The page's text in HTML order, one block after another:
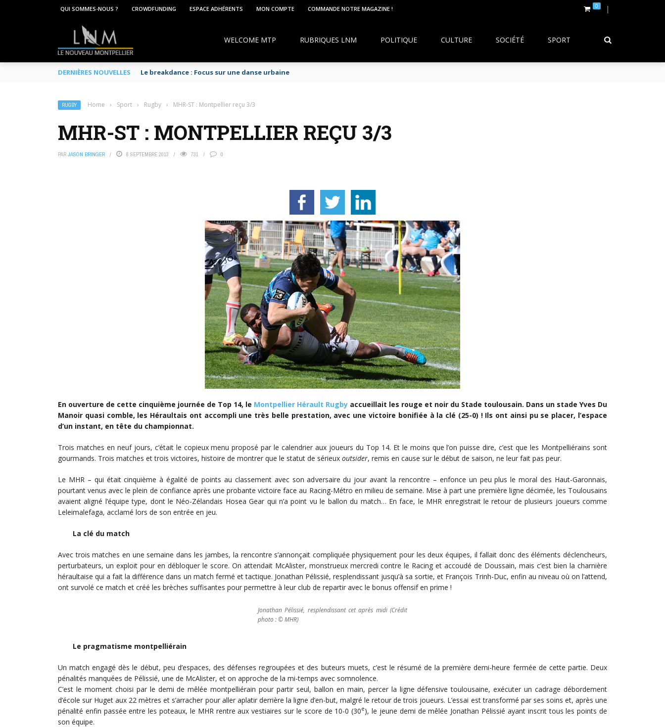
QUI SOMMES-NOUS ? CROWDFUNDING ESPACE ADHÉRENTS MON COMPTE COMMANDE NOTRE MAGAZINE ! 0
WELCOME MTP RUBRIQUES LNM POLITIQUE CULTURE SOCIÉTÉ SPORT
DERNIÈRES NOUVELLES Le breakdance : Focus sur une danse urbaine
RUGBY Home › Sport › Rugby › MHR-ST : Montpellier reçu 3/3
MHR-ST : MONTPELLIER REÇU 3/3
PAR JASON BRINGER 8 SEPTEMBRE 2013 731 0
En ouverture de cette cinquième journée de Top 14, le Montpellier Hérault Rugby accueillait les rouge et noir du Stade toulousain. Dans un stade Yves Du
Manoir quasi comble, les Héraultais ont accompli une très belle prestation, avec une victoire bonifiée à la clé (25-0) ! Ils ont ainsi pu se placer, l’espace
d’un instant, en tête du championnat.
Trois matches en neuf jours, c’était le copieux menu proposé par le calendrier aux joueurs du Top 14. Et le moins que l’on puisse dire, c’est que les Montpelliérains sont
gourmands. Trois matches et trois victoires, histoire de montrer que le statut de sérieux outsider, remis en cause sur le début de saison, ne leur fait pas peur.
Le MHR – qui était cinquième à égalité de points au classement avec son adversaire du jour avant la rencontre – enfonce un peu plus le moral des Haut-Garonnais,
pourtant venus avec le plein de confiance après une probante victoire face au Racing-Métro en milieu de semaine. Mise à part une première ligne décimée, les Toulousains
avaient aligné l’équipe type, dont le Néo-Zélandais Hosea Gear qui n’a point vu le ballon du match… En face, le MHR enregistrait le retour de plusieurs joueurs comme
Leleimalefaga, acclamé lors de son entrée en jeu.
La clé du match
Avec trois matches en une semaine dans les jambes, la rencontre s’annonçait compliquée physiquement pour les deux équipes, il fallait donc des éléments déclencheurs,
perturbateurs, un exploit pour en débloquer le score. On attendait McAlister, monstrueux mercredi contre le Racing et accoudé de Doussain, mais c’est bien la charnière
héraultaise qui a fait la différence dans un match fermé et tactique. Jonathan Pélissié, resplendissant jusqu’à sa sortie, et François Trinh-Duc, enfin au niveau où on l’attend,
ont survolé ce match et créé les brèches suffisantes pour permettre à leur club de repartir avec le bonus offensif en prime !
Jonathan Pélissié, resplendissant cet après midi (Crédit
photo : © MHR)
Le pragmatisme montpelliérain
Un match engagé dès le début, peu d’espaces, des défenses regroupées et des buteurs muets, c’est le résumé de la première demi-heure fermée de cette partie. Deux
pénalités manquées de Pélissié, une de McAlister, et on approche de la mi-temps avec somnolence.
C’est le moment choisi par le demi de mêlée montpelliérain pour partir seul, ballon en main, percer la ligne défensive toulousaine, exécuter un cadrage débordement
d’école sur Huget aux 22 mètres et s’arracher pour aller aplatir derrière la ligne d’en-but, malgré le retour de trois joueurs. L’essai est transformé par ses soins et, après une
pénalité enfin passée entre les poteaux, le MHR rentre aux vestiaires sur le score de 10-0 (30e), le jeune demi de mêlée Jonathan Pélissié ayant inscrit tous les points de
son équipe.